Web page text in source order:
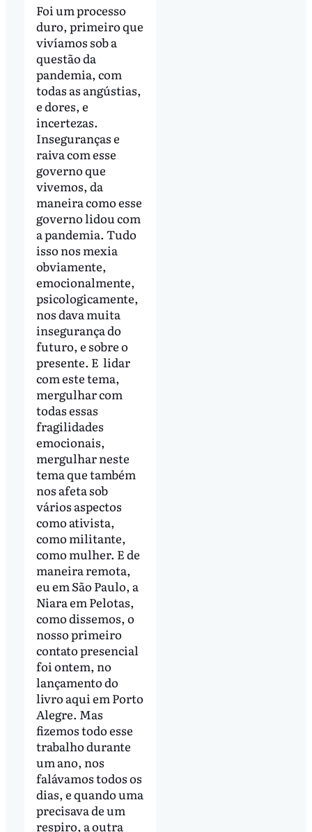
Foi um processo
duro, primeiro que
vivíamos sob a
questão da
pandemia, com
todas as angústias,
e dores, e
incertezas.
Inseguranças e
raiva com esse
governo que
vivemos, da
maneira como esse
governo lidou com
a pandemia. Tudo
isso nos mexia
obviamente,
emocionalmente,
psicologicamente,
nos dava muita
insegurança do
futuro, e sobre o
presente. E lidar
com este tema,
mergulhar com
todas essas
fragilidades
emocionais,
mergulhar neste
tema que também
nos afeta sob
vários aspectos
como ativista,
como militante,
como mulher. E de
maneira remota,
eu em São Paulo, a
Niara em Pelotas,
como dissemos, o
nosso primeiro
contato presencial
foi ontem, no
lançamento do
livro aqui em Porto
Alegre. Mas
fizemos todo esse
trabalho durante
um ano, nos
falávamos todos os
dias, e quando uma
precisava de um
respiro, a outra